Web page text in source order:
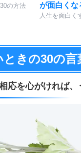
の方法
が面白くな
人生を面白く
ときの30の言
応を心がければ、